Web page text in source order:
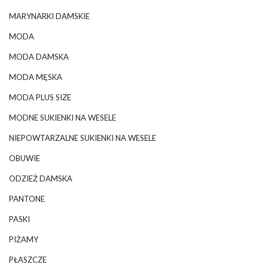
MARYNARKI DAMSKIE
MODA
MODA DAMSKA
MODA MĘSKA
MODA PLUS SIZE
MODNE SUKIENKI NA WESELE
NIEPOWTARZALNE SUKIENKI NA WESELE
OBUWIE
ODZIEŻ DAMSKA
PANTONE
PASKI
PIŻAMY
PŁASZCZE